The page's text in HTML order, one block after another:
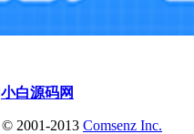
小白源码网
© 2001-2013 Comsenz Inc.